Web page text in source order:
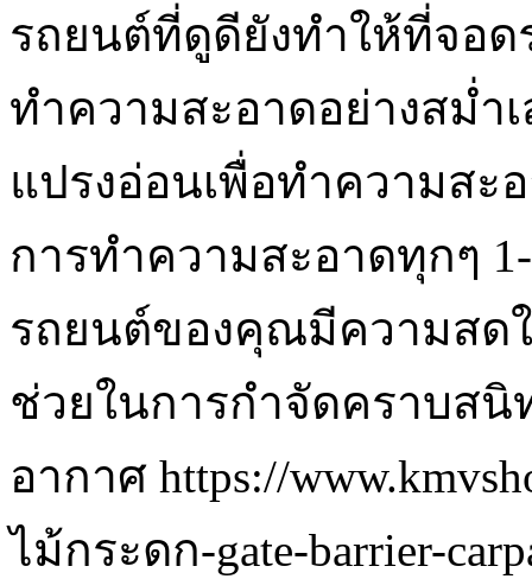
รถยนต์ที่ดูดียังทำให้ที่จอ
ทำความสะอาดอย่างสม่ำ
แปรงอ่อนเพื่อทำความสะ
การทำความสะอาดทุกๆ
รถยนต์ของคุณมีความสด
ช่วยในการกำจัดคราบส
อากาศ https://
ไม้กระดก-gate-barrier-